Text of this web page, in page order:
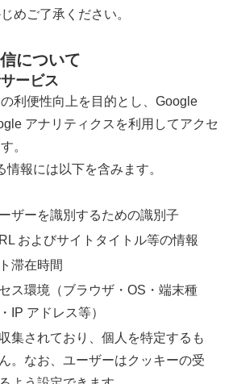
めご了承ください。
について
ービス
利便性向上を目的とし、Google
アナリティクスを利用してアクセ
。
報には以下を含みます。
ザーを識別するための識別子
およびサイトタイトル等の情報
滞在時間
ス環境（ブラウザ・OS・端末種
IP アドレス等）
集されており、個人を特定するも
。なお、ユーザーはクッキーの受